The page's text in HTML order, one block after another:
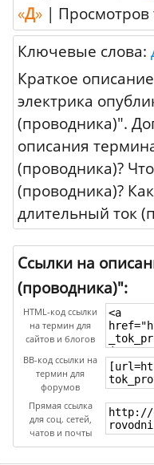
«Д» |
Ключевые слова:
Краткое
электрика
(проводника)".
описания
(проводника)?
(проводника)?
длительный ток
Ссылки на
(проводника)":
HTML-код ссылки
на термин для
сайтов и блогов
BB-код ссылки на
термин для
форумов
Прямая ссылка
для соц. сетей,
чатов и почты